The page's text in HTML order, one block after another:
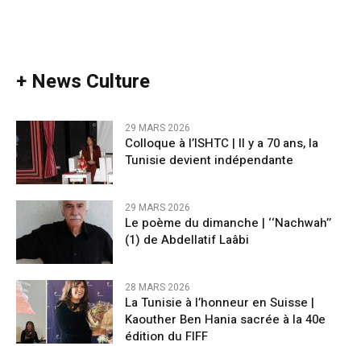
+ News Culture
29 MARS 2026
Colloque à l’ISHTC | Il y a 70 ans, la
Tunisie devient indépendante
29 MARS 2026
Le poème du dimanche | ‘‘Nachwah’’
(1) de Abdellatif Laâbi
28 MARS 2026
La Tunisie à l’honneur en Suisse |
Kaouther Ben Hania sacrée à la 40e
édition du FIFF